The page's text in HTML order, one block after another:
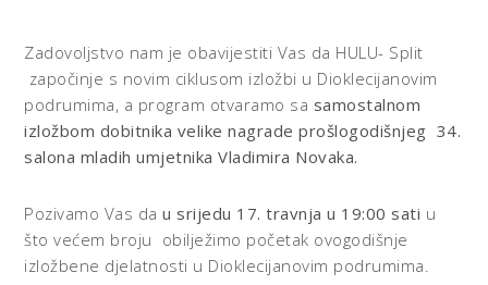
Zadovoljstvo nam je obavijestiti Vas da HULU- Split
započinje s novim ciklusom izložbi u Dioklecijanovim
podrumima, a program otvaramo sa samostalnom
izložbom dobitnika velike nagrade prošlogodišnjeg 34.
salona mladih umjetnika Vladimira Novaka.
Pozivamo Vas dau srijedu 17. travnja u 19:00 sati u
što većem broju obilježimo početak ovogodišnje
izložbene djelatnosti u Dioklecijanovim podrumima.